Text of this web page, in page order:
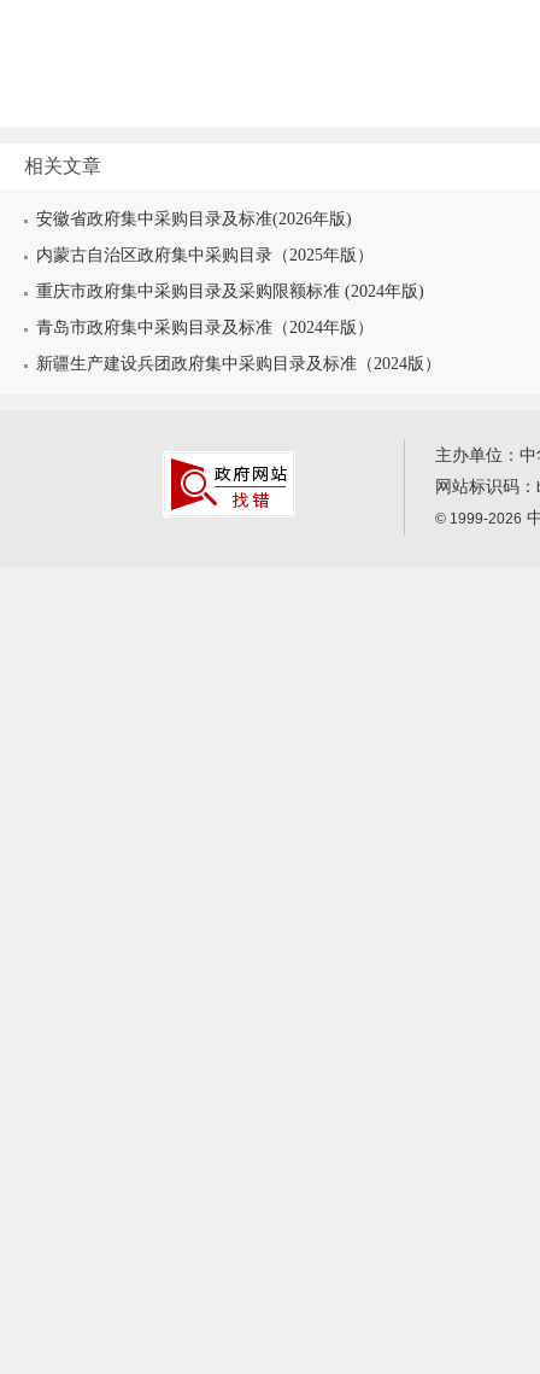
相关文章
安徽省政府集中采购目录及标准(2026年版)
内蒙古自治区政府集中采购目录（2025年版）
重庆市政府集中采购目录及采购限额标准 (2024年版)
青岛市政府集中采购目录及标准（2024年版）
新疆生产建设兵团政府集中采购目录及标准（2024版）
主办单位：
网站标识码：
© 1999-2026